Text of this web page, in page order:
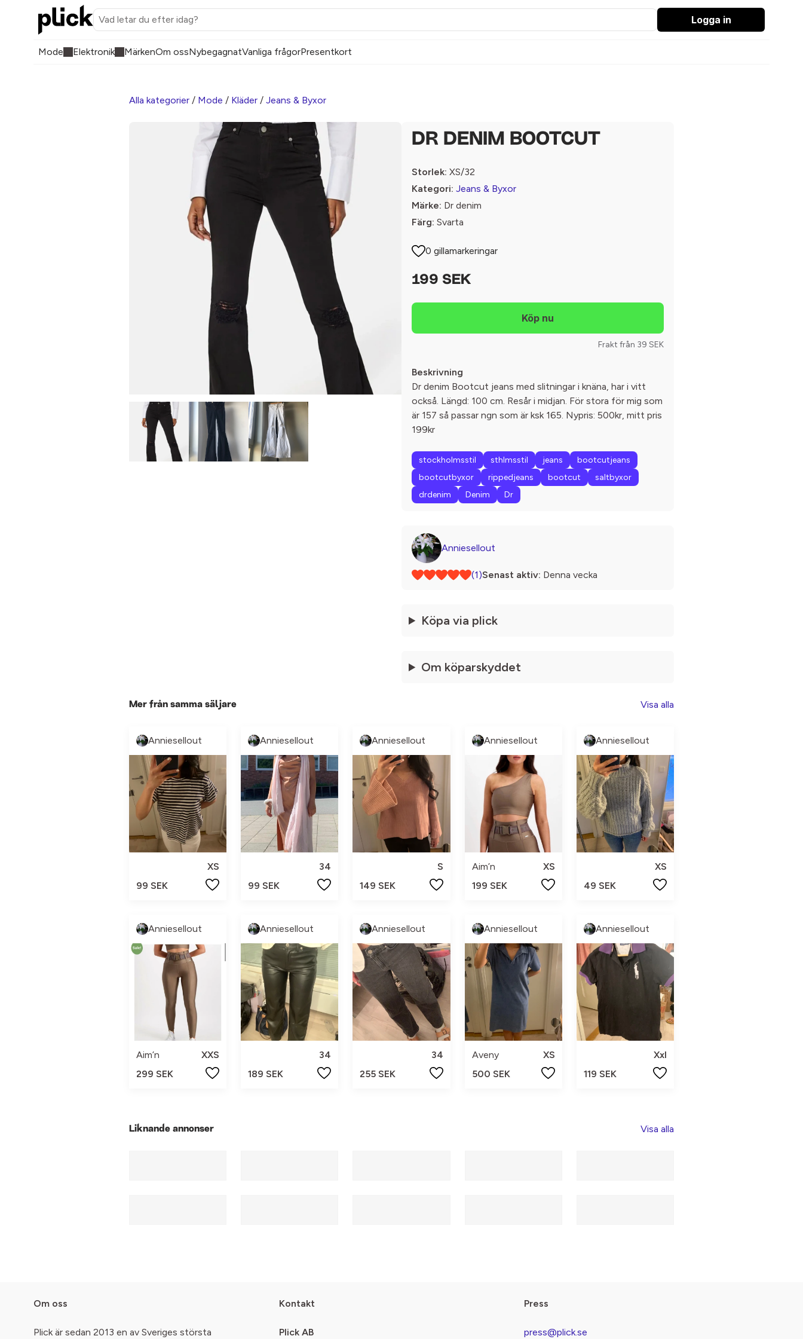
Logga in
Mode Elektronik MärkenOm ossNybegagnatVanliga frågorPresentkort
Alla kategorier / Mode / Kläder / Jeans & Byxor
DR DENIM BOOTCUT
Storlek: XS/32
Kategori: Jeans & Byxor
Märke: Dr denim
Färg: Svarta
0 gillamarkeringar
199 SEK
Frakt från 39 SEK
Beskrivning
Dr denim Bootcut jeans med slitningar i knäna, har i vitt
också. Längd: 100 cm. Resår i midjan. För stora för mig som
är 157 så passar ngn som är ksk 165. Nypris: 500kr, mitt pris
199kr
stockholmsstil sthlmsstil jeans
bootcutjeans
bootcutbyxor
rippedjeans bootcut
saltbyxor
drdenim
Denim Dr
Anniesellout
(1)Senast aktiv: Denna vecka
Köpa via plick
Om köparskyddet
Mer från samma säljare Visa alla
Anniesellout
XS
99 SEK
Anniesellout
34
99 SEK
Anniesellout
S
149 SEK
Anniesellout
Aim’n
XS
199 SEK
Anniesellout
XS
49 SEK
Anniesellout
Aim’n
XXS
299 SEK
Anniesellout
34
189 SEK
Anniesellout
34
255 SEK
Anniesellout
Aveny
XS
500 SEK
Anniesellout
Xxl
119 SEK
Liknande annonser Visa alla
Om oss
Plick är sedan 2013 en av Sveriges största
Kontakt
Plick AB
Press
press@plick.se